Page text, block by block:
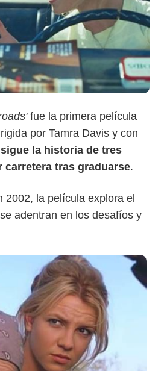
fue la primera película
por Tamra Davis y con
sigue la historia de tres
carretera tras graduarse.
2002, la película explora el
adentran en los desafíos y